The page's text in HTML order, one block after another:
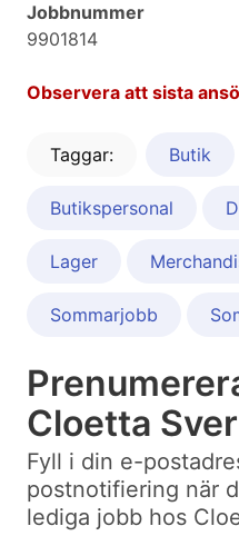
Jobbnummer
9901814
Observera att sista
Taggar: Butik
Butikspersonal
Lager
Sommarjobb
Cloetta
Fyll i din e-
postnotifiering när
lediga jobb hos